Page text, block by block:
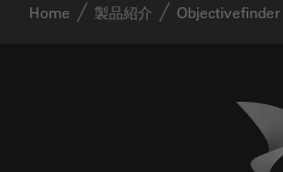
Home 製品紹介 Objectivefinder